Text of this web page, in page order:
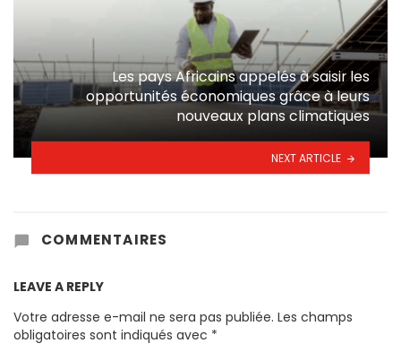
Les pays Africains appelés à saisir les
opportunités économiques grâce à leurs
nouveaux plans climatiques
NEXT ARTICLE
COMMENTAIRES
LEAVE A REPLY
Votre adresse e-mail ne sera pas publiée. Les champs
obligatoires sont indiqués avec *